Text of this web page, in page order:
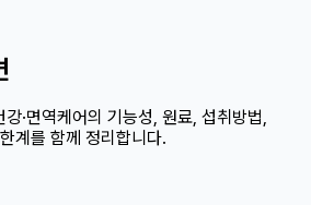
·면역케어의 기능성, 원료, 섭취방법,
계를 함께 정리합니다.